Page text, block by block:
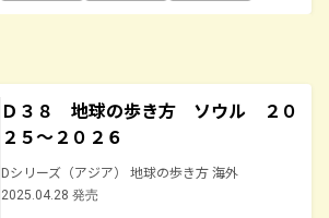
Ｄ３８ 地球の歩き方 ソウル ２０
２５～２０２６
Dシリーズ（アジア） 地球の歩き方 海外
2025.04.28 発売